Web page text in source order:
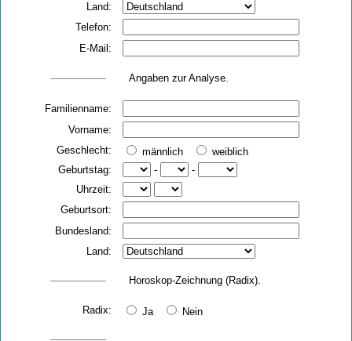
Land:
Telefon:
E-Mail:
Angaben zur Analyse.
Familienname:
Vorname:
Geschlecht:
männlich
weiblich
Geburtstag:
-
-
Uhrzeit:
Geburtsort:
Bundesland:
Land:
Horoskop-Zeichnung (Radix).
Radix: Ja Nein